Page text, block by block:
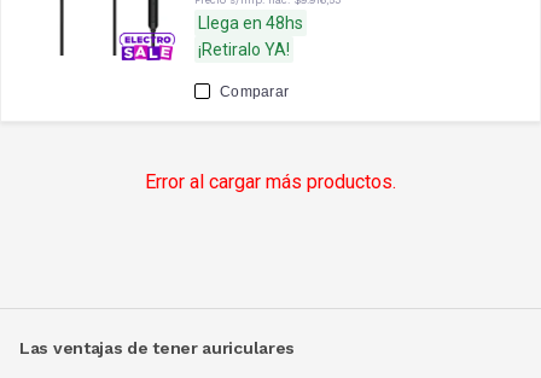
Llega en 48hs
¡Retiralo YA!
Comparar
Error al cargar más productos.
Las ventajas de tener auriculares